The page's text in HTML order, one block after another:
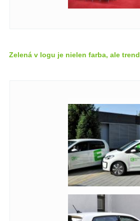
Zelená v logu je nielen farba, ale trend